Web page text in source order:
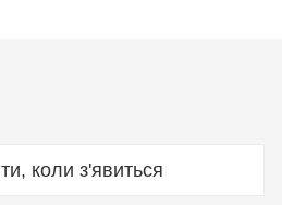
коли з'явиться